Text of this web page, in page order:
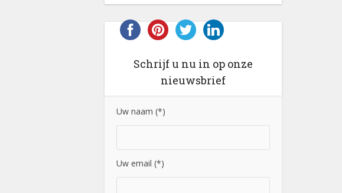
Schrijf u nu in op onze
nieuwsbrief
Uw naam (*)
Uw email (*)